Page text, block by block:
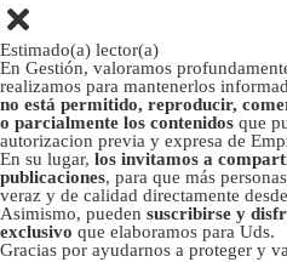
Estimado(a) lector(a)
En Gestión, valoramos
realizamos para mantenerlos
no está permitido, reproducir,
o parcialmente los contenidos que
autorizacion previa y expresa de
En su lugar, los invitamos a
publicaciones, para que más
veraz y de calidad directamente
Asimismo, pueden suscribirse y
exclusivo que elaboramos para Uds.
Gracias por ayudarnos a proteger y